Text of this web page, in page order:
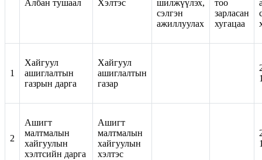
Албан тушаал Хэлтэс
шилжүүлэх,
сэлгэн
ажиллуулах
тоо
зарласан
хугацаа
1
Хайгуул
ашиглалтын
газрын дарга
Хайгуул
ашиглалтын
газар
2
Ашигт
малтмалын
хайгуулын
хэлтсийн дарга
Ашигт
малтмалын
хайгуулын
хэлтэс